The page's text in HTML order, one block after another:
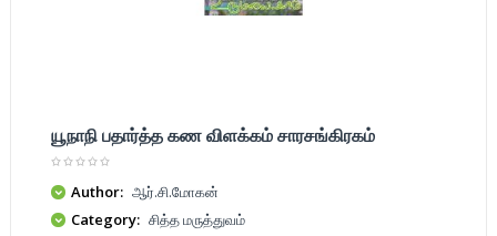
யூநாநி பதார்த்த கண விளக்கம் சாரசங்கிரகம்
Author: ஆர்.சி.மோகன்
Category: சித்த மருத்துவம்